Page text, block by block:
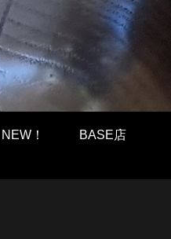
NEW！ BASE店